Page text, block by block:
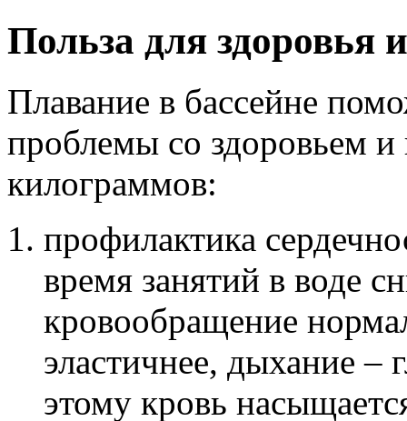
Польза для здоровья
Плавание в бассейне
проблемы со здоровьем
килограммов:
профилактика
время занятий в воде
кровообращение
эластичнее, дыхание –
этому кровь